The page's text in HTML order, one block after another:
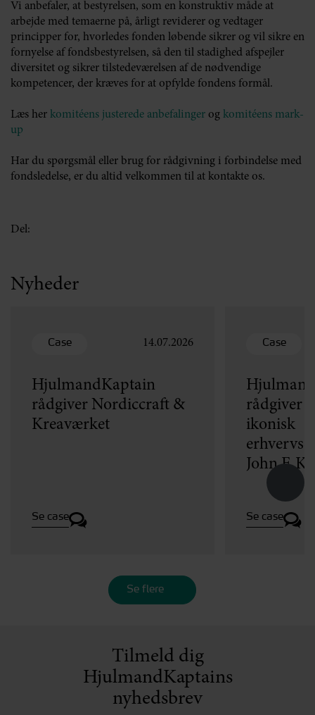
Vi anbefaler, at bestyrelsen, som en konstruktiv måde at
arbejde med temaerne på, årligt reviderer og vedtager
principper for, hvorledes fonden løbende sikrer og vil sikre en
fornyelse af fondsbestyrelsen, så den til stadighed afspejler
diversitet og sikrer tilstedeværelsen af de nødvendige
kompetencer, der kræves for at opfylde fondens formål.
Læs her komitéens justerede anbefalinger og komitéens mark-
up
Har du spørgsmål eller brug for rådgivning i forbindelse med
fondsledelse, er du altid velkommen til at kontakte os.
Del:
Nyheder
Case 14.07.2026
HjulmandKaptain
rådgiver Nordiccraft &
Kreaværket
Se case
Case
rådgiver
ikonisk
John F.
Se case
Se flere
Tilmeld dig
HjulmandKaptains
nyhedsbrev